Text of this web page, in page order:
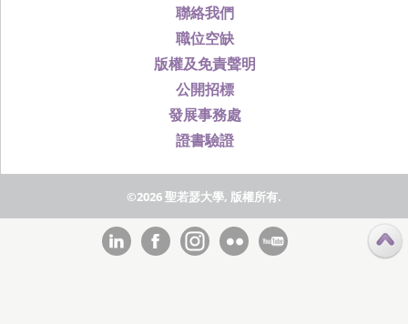
聯絡我們
職位空缺
版權及免責聲明
公開招標
發展事務處
證書驗證
©2026 聖若瑟大學, 版權所有.